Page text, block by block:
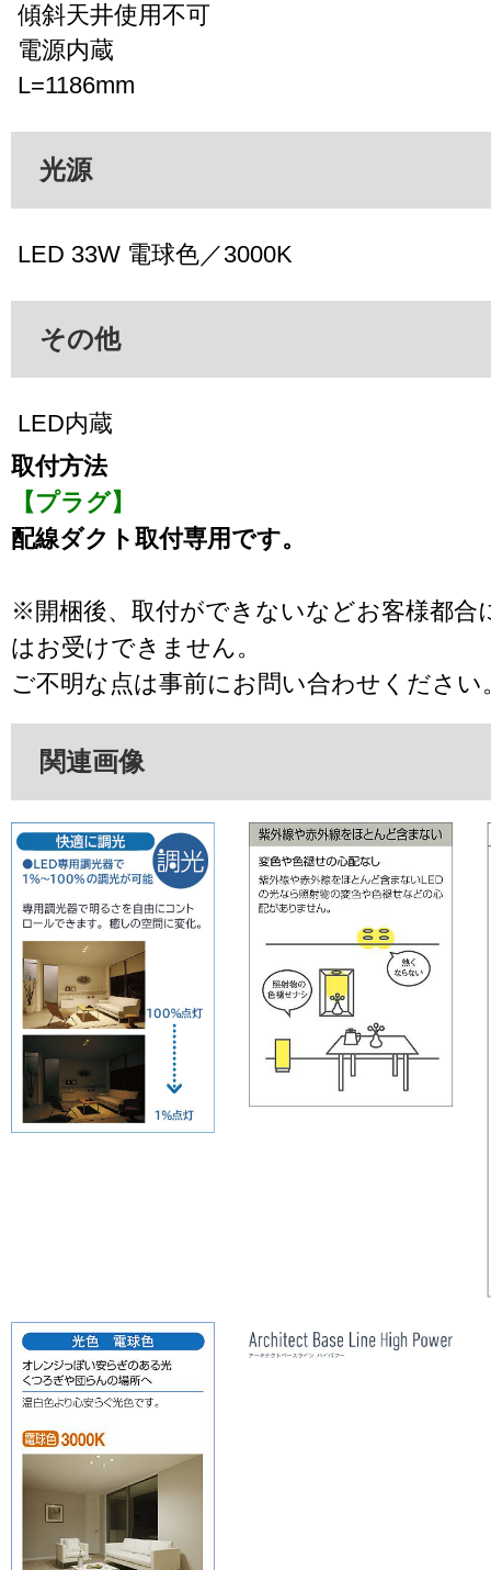
傾斜天井使用不可
電源内蔵
L=1186mm
光源
LED 33W 電球色／3000K
その他
LED内蔵
取付方法
【プラグ】
配線ダクト取付専用です。
※開梱後、取付ができないなどお客様都合
はお受けできません。
ご不明な点は事前にお問い合わせください
関連画像